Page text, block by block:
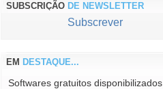
SUBSCRIÇÃODE NEWSLETTER
Subscrever
EM DESTAQUE...
Softwares gratuitos disponibilizados